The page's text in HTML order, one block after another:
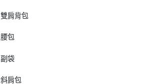
雙肩背包
腰包
副袋
斜肩包